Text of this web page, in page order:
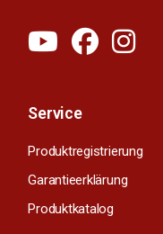
Service
Produktregistrierung
Garantieerklärung
Produktkatalog